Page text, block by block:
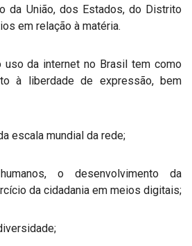
da União, dos Estados, do Distrito
em relação à matéria.
da internet no Brasil tem como
à liberdade de expressão, bem
escala mundial da rede;
o desenvolvimento da
da cidadania em meios digitais;